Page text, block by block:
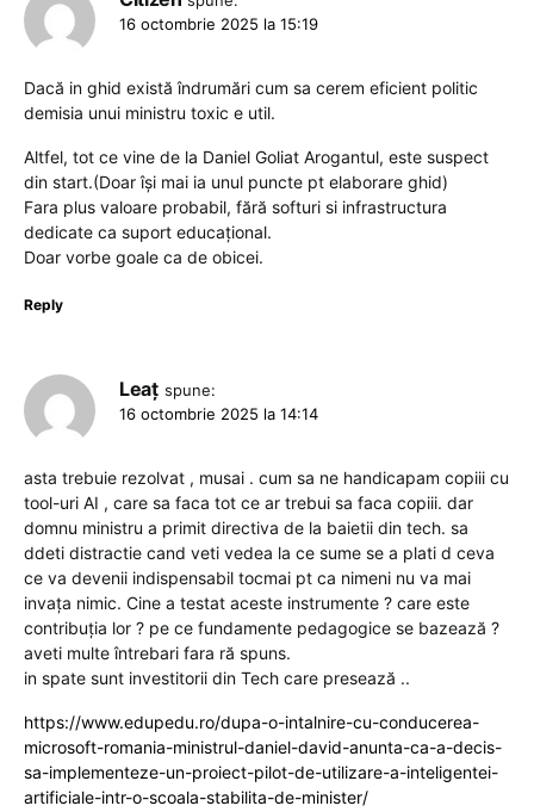
16 octombrie 2025 la 15:19
Dacă in ghid există îndrumări cum sa cerem eficient politic
demisia unui ministru toxic e util.
Altfel, tot ce vine de la Daniel Goliat Arogantul, este suspect
din start.(Doar își mai ia unul puncte pt elaborare ghid)
Fara plus valoare probabil, fără softuri si infrastructura
dedicate ca suport educațional.
Doar vorbe goale ca de obicei.
Reply
Leaț spune:
16 octombrie 2025 la 14:14
asta trebuie rezolvat , musai . cum sa ne handicapam copiii cu
tool-uri AI , care sa faca tot ce ar trebui sa faca copiii. dar
domnu ministru a primit directiva de la baietii din tech. sa
ddeti distractie cand veti vedea la ce sume se a plati d ceva
ce va devenii indispensabil tocmai pt ca nimeni nu va mai
invața nimic. Cine a testat aceste instrumente ? care este
contribuția lor ? pe ce fundamente pedagogice se bazează ?
aveti multe întrebari fara ră spuns.
in spate sunt investitorii din Tech care presează ..
https://www.edupedu.ro/dupa-o-intalnire-cu-conducerea-
microsoft-romania-ministrul-daniel-david-anunta-ca-a-decis-
sa-implementeze-un-proiect-pilot-de-utilizare-a-inteligentei-
artificiale-intr-o-scoala-stabilita-de-minister/